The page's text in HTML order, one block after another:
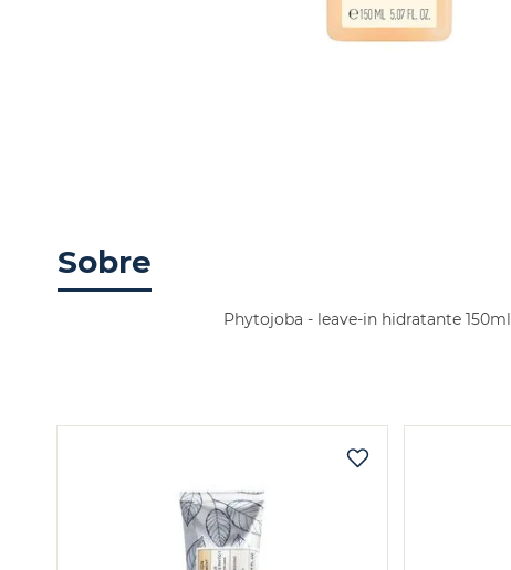
Sobre
Phytojoba - leave-in hidratante 150ml